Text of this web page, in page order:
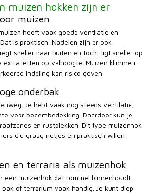
muizen hokken zijn er
muizen
heeft vaak goede ventilatie en
is praktisch. Nadelen zijn er ook.
sneller naar buiten en tocht ligt sneller op
extra letten op valhoogte. Muizen klimmen
indeling kan risico geven.
onderbak
Je hebt vaak nog steeds ventilatie,
voor bodembedekking. Daardoor kun je
en rustplekken. Dit type muizenhok
die graag netjes en praktisch willen
en terraria als muizenhok
een muizenhok dat rommel binnenhoudt.
bak of terrarium vaak handig. Je kunt diep